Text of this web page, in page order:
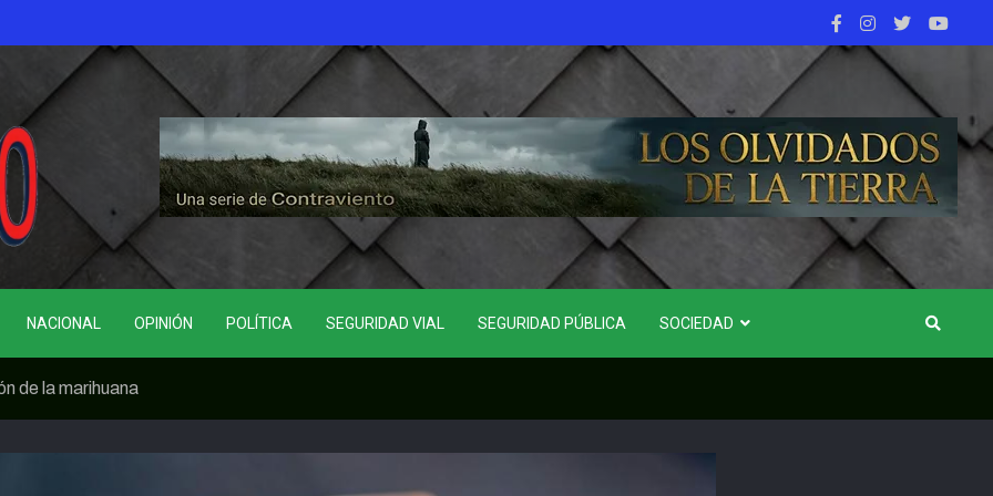
NACIONAL OPINIÓN POLÍTICA SEGURIDAD VIAL SEGURIDAD PÚBLICA SOCIEDAD
de la marihuana